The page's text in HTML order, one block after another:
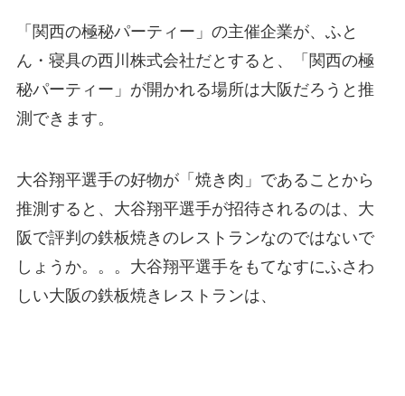
「関西の極秘パーティー」の主催企業が、ふと
ん・寝具の西川株式会社だとすると、「関西の極
秘パーティー」が開かれる場所は大阪だろうと推
測できます。
大谷翔平選手の好物が「焼き肉」であることから
推測すると、大谷翔平選手が招待されるのは、大
阪で評判の鉄板焼きのレストランなのではないで
しょうか。。。大谷翔平選手をもてなすにふさわ
しい大阪の鉄板焼きレストランは、